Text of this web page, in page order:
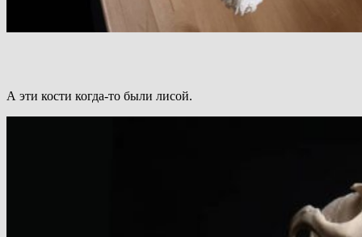
А эти кости когда-то были лисой.